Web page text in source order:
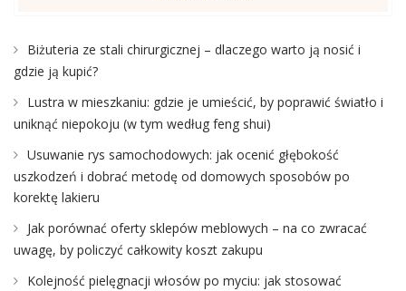
Biżuteria ze stali chirurgicznej – dlaczego warto ją nosić i
gdzie ją kupić?
Lustra w mieszkaniu: gdzie je umieścić, by poprawić światło i
uniknąć niepokoju (w tym według feng shui)
Usuwanie rys samochodowych: jak ocenić głębokość
uszkodzeń i dobrać metodę od domowych sposobów po
korektę lakieru
Jak porównać oferty sklepów meblowych – na co zwracać
uwagę, by policzyć całkowity koszt zakupu
Kolejność pielęgnacji włosów po myciu: jak stosować